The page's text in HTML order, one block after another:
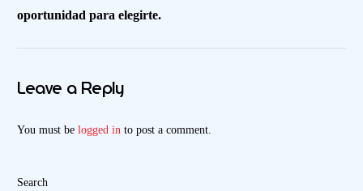
oportunidad para elegirte.
Leave a Reply
You must belogged in to post a comment.
Search